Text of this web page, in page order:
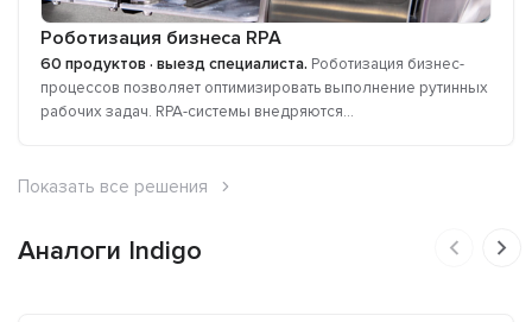
Роботизация бизнеса RPA
60 продуктов · выезд специалиста. Роботизация бизнес-
процессов позволяет оптимизировать выполнение рутинных
рабочих задач. RPA-системы внедряются...
Показать все решения
Аналоги Indigo